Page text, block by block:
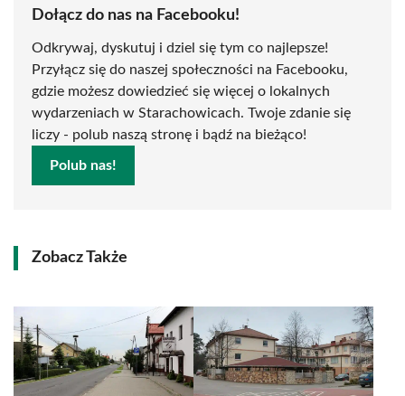
Dołącz do nas na Facebooku!
Odkrywaj, dyskutuj i dziel się tym co najlepsze!
Przyłącz się do naszej społeczności na Facebooku,
gdzie możesz dowiedzieć się więcej o lokalnych
wydarzeniach w Starachowicach. Twoje zdanie się
liczy - polub naszą stronę i bądź na bieżąco!
Polub nas!
Zobacz Także